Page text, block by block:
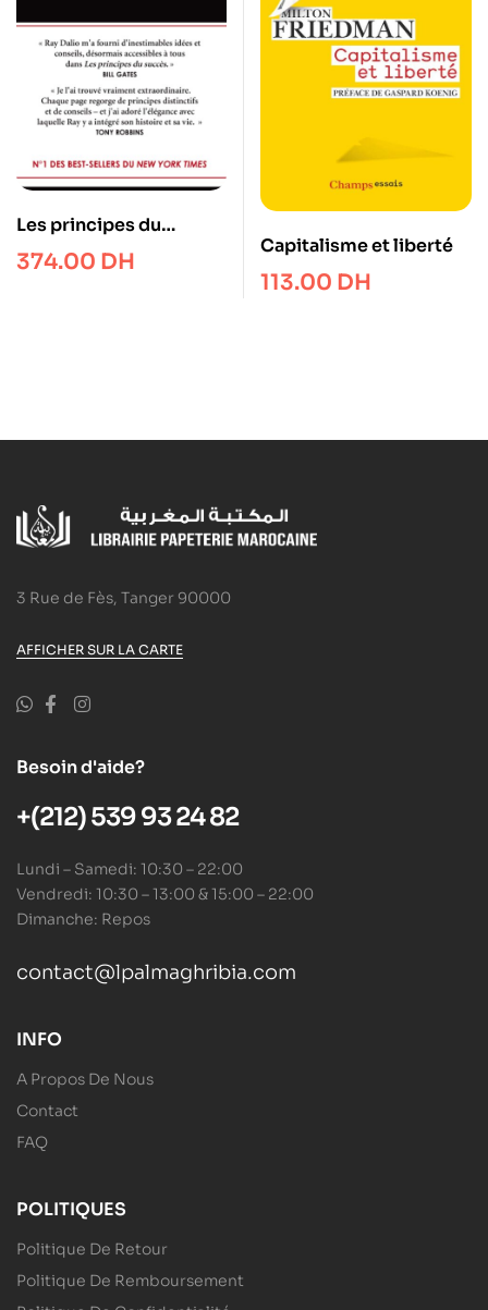
Les principes du
succès
374.00 DH
Capitalisme et liberté
113.00 DH
3 Rue de Fès, Tanger 90000
AFFICHER SUR LA CARTE
Besoin d'aide?
+(212) 539 93 24 82
Lundi – Samedi: 10:30 – 22:00
Vendredi: 10:30 – 13:00 & 15:00 – 22:00
Dimanche: Repos
contact@lpalmaghribia.com
INFO
A Propos De Nous
Contact
FAQ
POLITIQUES
Politique De Retour
Politique De Remboursement